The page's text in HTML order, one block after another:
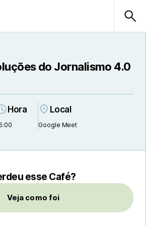
do Jornalismo 4.0
Hora Local
Google Meet
esse Café?
Veja como foi